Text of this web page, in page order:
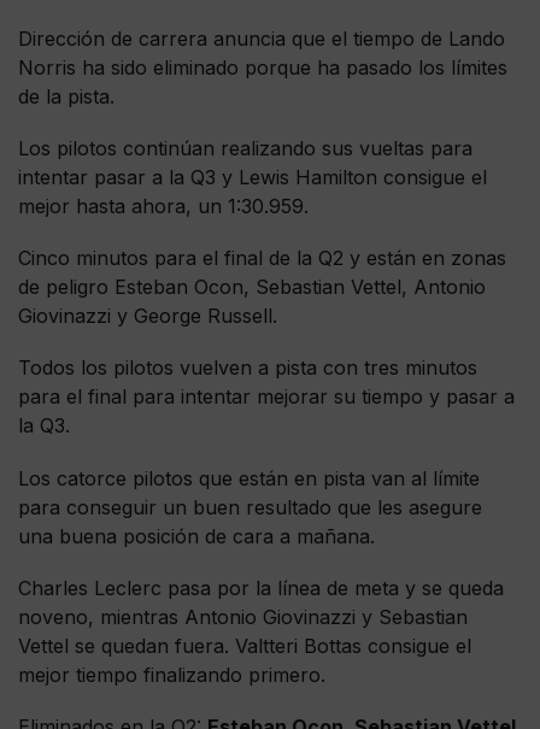
Dirección de carrera anuncia que el tiempo de Lando
Norris ha sido eliminado porque ha pasado los límites
de la pista.
Los pilotos continúan realizando sus vueltas para
intentar pasar a la Q3 y Lewis Hamilton consigue el
mejor hasta ahora, un 1:30.959.
Cinco minutos para el final de la Q2 y están en zonas
de peligro Esteban Ocon, Sebastian Vettel, Antonio
Giovinazzi y George Russell.
Todos los pilotos vuelven a pista con tres minutos
para el final para intentar mejorar su tiempo y pasar a
la Q3.
Los catorce pilotos que están en pista van al límite
para conseguir un buen resultado que les asegure
una buena posición de cara a mañana.
Charles Leclerc pasa por la línea de meta y se queda
noveno, mientras Antonio Giovinazzi y Sebastian
Vettel se quedan fuera. Valtteri Bottas consigue el
mejor tiempo finalizando primero.